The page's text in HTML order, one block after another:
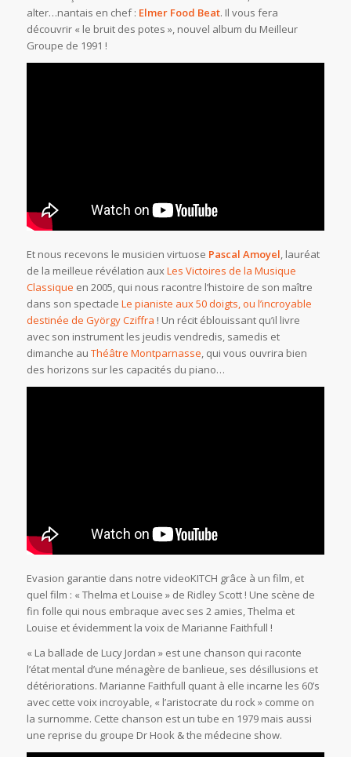
alter…nantais en chef : Elmer Food Beat. Il vous fera
découvrir « le bruit des potes », nouvel album du Meilleur
Groupe de 1991 !
Et nous recevons le musicien virtuose Pascal Amoyel, lauréat
de la meilleue révélation auxLes Victoires de la Musique
Classique en 2005, qui nous racontre l’histoire de son maître
dans son spectacle Le pianiste aux 50 doigts, ou l’incroyable
destinée de György Cziffra ! Un récit éblouissant qu’il livre
avec son instrument les jeudis vendredis, samedis et
dimanche au Théâtre Montparnasse, qui vous ouvrira bien
des horizons sur les capacités du piano…
Evasion garantie dans notre videoKITCH grâce à un film, et
quel film : « Thelma et Louise » de Ridley Scott ! Une scène de
fin folle qui nous embraque avec ses 2 amies, Thelma et
Louise et évidemment la voix de Marianne Faithfull !
« La ballade de Lucy Jordan » est une chanson qui raconte
l’état mental d’une ménagère de banlieue, ses désillusions et
détériorations. Marianne Faithfull quant à elle incarne les 60’s
avec cette voix incroyable, « l’aristocrate du rock » comme on
la surnomme. Cette chanson est un tube en 1979 mais aussi
une reprise du groupe Dr Hook & the médecine show.